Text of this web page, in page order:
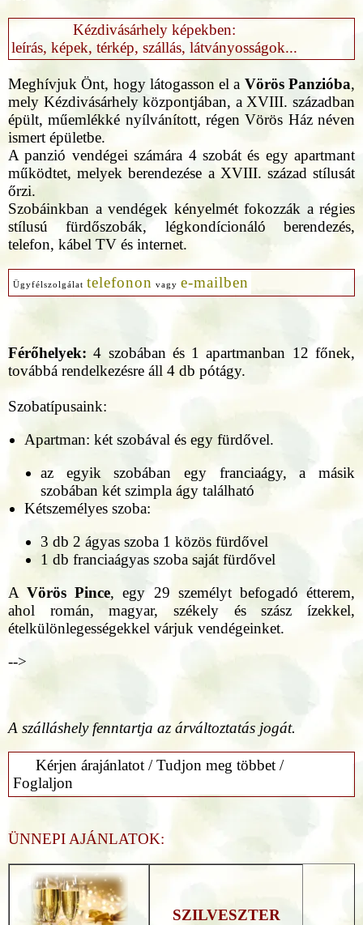
Kézdivásárhely képekben:
leírás, képek, térkép, szállás, látványosságok...
Meghívjuk Önt, hogy látogasson el a Vörös Panzióba,
mely Kézdivásárhely központjában, a XVIII. században
épült, műemlékké nyílvánított, régen Vörös Ház néven
ismert épületbe.
A panzió vendégei számára 4 szobát és egy apartmant
működtet, melyek berendezése a XVIII. század stílusát
őrzi.
Szobáinkban a vendégek kényelmét fokozzák a régies
stílusú fürdőszobák, légkondícionáló berendezés,
telefon, kábel TV és internet.
Ügyfélszolgálat telefonon vagy e-mailben
Férőhelyek: 4 szobában és 1 apartmanban 12 főnek,
továbbá rendelkezésre áll 4 db pótágy.
Szobatípusaink:
Apartman: két szobával és egy fürdővel.
az egyik szobában egy franciaágy, a másik
szobában két szimpla ágy található
Kétszemélyes szoba:
3 db 2 ágyas szoba 1 közös fürdővel
1 db franciaágyas szoba saját fürdővel
AVörös Pince, egy 29 személyt befogadó étterem,
ahol román, magyar, székely és szász ízekkel,
ételkülönlegességekkel várjuk vendégeinket.
-->
A szálláshely fenntartja az árváltoztatás jogát.
Kérjen árajánlatot / Tudjon meg többet /
Foglaljon
ÜNNEPI AJÁNLATOK:
SZILVESZTER